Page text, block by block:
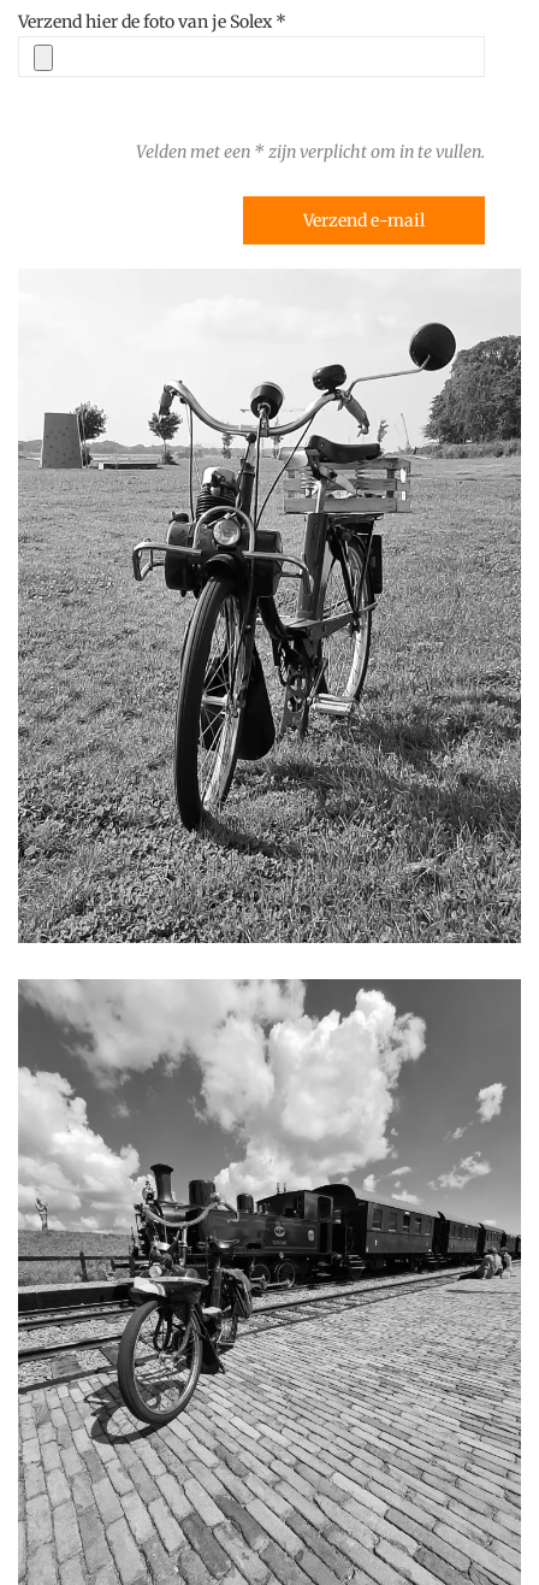
Verzend hier de foto van je Solex *
Velden met een * zijn verplicht om in te vullen.
Verzend e-mail